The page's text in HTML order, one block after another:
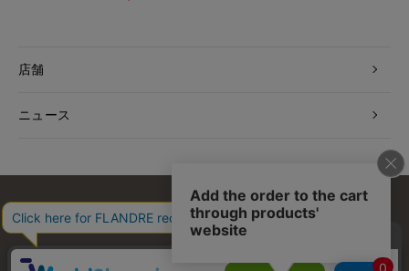
店舗
ニュース
お問い合わせ 利用規約 会社概要 プライバシーポリシー